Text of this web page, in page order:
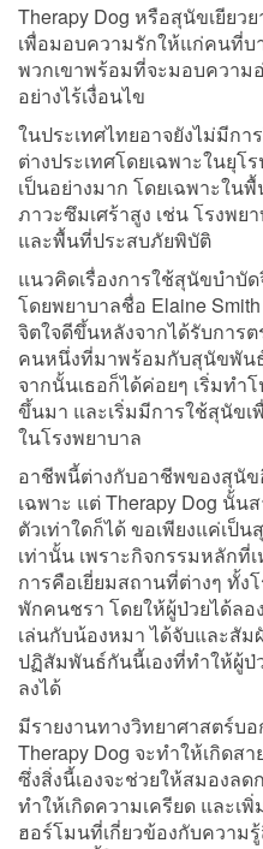
Therapy Dog หรือสุนัขเยียว
เพื่อมอบความรักให้แก่คนที่บ
พวกเขาพร้อมที่จะมอบควา
อย่างไร้เงื่อนไข
ในประเทศไทยอาจยังไม่มีก
ต่างประเทศโดยเฉพาะในยุโ
เป็นอย่างมาก โดยเฉพาะใน
ภาวะซึมเศร้าสูง เช่น โรงพ
และพื้นที่ประสบภัยพิบัติ
แนวคิดเรื่องการใช้สุนัขบำบั
โดยพยาบาลชื่อ Elaine
จิตใจดีขึ้นหลังจากได้รับการ
คนหนึ่งที่มาพร้อมกับสุนัขพันธุ์
จากนั้นเธอก็ได้ค่อยๆ เริ่มทำ
ขึ้นมา และเริ่มมีการใช้สุนัขเ
ในโรงพยาบาล
อาชีพนี้ต่างกับอาชีพของสุนั
เฉพาะ แต่ Therapy Dog นั้
ตัวเท่าใดก็ได้ ขอเพียงแค่เป็
เท่านั้น เพราะกิจกรรมหลักที่
การคือเยี่ยมสถานที่ต่างๆ ทั้
พักคนชรา โดยให้ผู้ป่วยได้ล
เล่นกับน้องหมา ได้จับและสัม
ปฏิสัมพันธ์กันนี้เองที่ทำให้ผู้ป่
ลงได้
มีรายงานทางวิทยาศาสตร์บ
Therapy Dog จะทำให้เกิด
ซึ่งสิ่งนี้เองจะช่วยให้สมองล
ทำให้เกิดความเครียด และเ
ฮอร์โมนที่เกี่ยวข้องกับความ